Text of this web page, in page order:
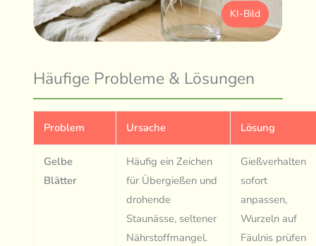
KI-Bild
Häufige Probleme & Lösungen
Problem Ursache Lösung
Gelbe
Blätter
Häufig ein Zeichen
für Übergießen und
drohende
Staunässe, seltener
Nährstoffmangel.
Gießverhalten
sofort
anpassen,
Wurzeln auf
Fäulnis prüfen